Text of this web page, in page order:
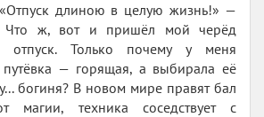
длиною в целую жизнь!» —
Что ж, вот и пришёл мой черёд
отпуск. Только почему у меня
— горящая, а выбирала её
богиня? В новом мире правят бал
магии, техника соседствует с